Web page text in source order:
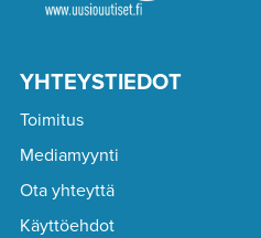
YHTEYSTIEDOT
Toimitus
Mediamyynti
Ota yhteyttä
Käyttöehdot